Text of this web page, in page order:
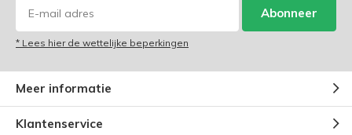
Abonneer
* Lees hier de wettelijke beperkingen
Meer informatie
Klantenservice